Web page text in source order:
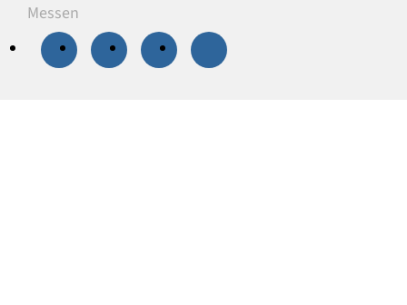
Messen